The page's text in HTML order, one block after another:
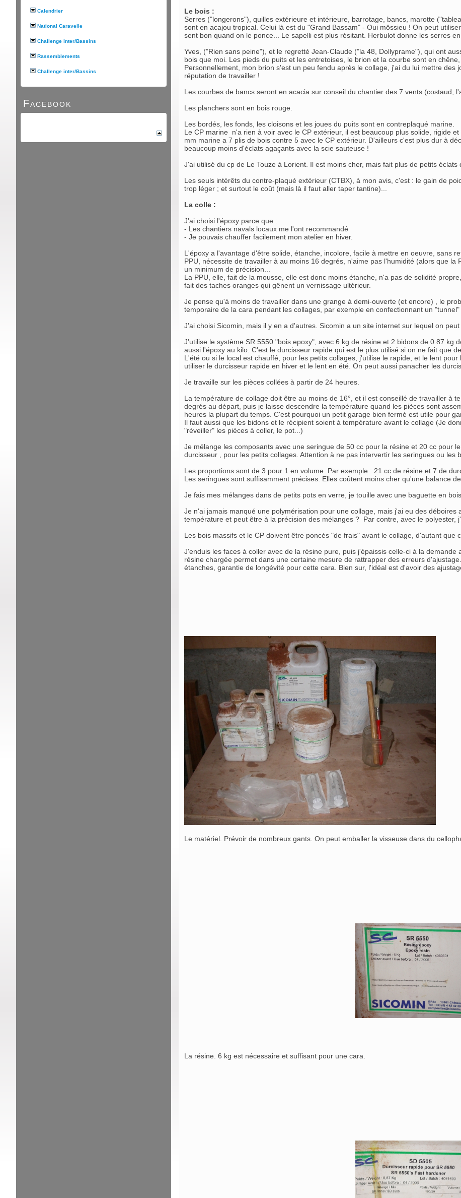
Calendrier
National Caravelle
Challenge inter/Bassins
Rassemblements
Challenge inter/Bassins
Facebook
Le bois :
Serres ("longerons"), quilles extérieure et intérieure, barrotage, bancs, marotte
sont en acajou tropical. Celui là est du "Grand Bassam" - Oui môssieu ! On peut
sent bon quand on le ponce... Le sapelli est plus résitant. Herbulot donne les serres
Yves, ("Rien sans peine"), et le regretté Jean-Claude ("la 48, Dollyprame"), qui ont
bois que moi. Les pieds du puits et les entretoises, le brion et la courbe sont en
Personnellement, mon brion s'est un peu fendu après le collage, j'ai du lui mettre des
réputation de travailler !
Les courbes de bancs seront en acacia sur conseil du chantier des 7 vents (costaud,
Les planchers sont en bois rouge.
Les bordés, les fonds, les cloisons et les joues du puits sont en contreplaqué marine.
Le CP marine n'a rien à voir avec le CP extérieur, il est beaucoup plus solide, rigide
mm marine a 7 plis de bois contre 5 avec le CP extérieur. D'ailleurs c'est plus dur à
beaucoup moins d'éclats agaçants avec la scie sauteuse !
J'ai utilisé du cp de Le Touze à Lorient. Il est moins cher, mais fait plus de petits
Les seuls intérêts du contre-plaqué extérieur (CTBX), à mon avis, c'est : le gain de
trop léger ; et surtout le coût (mais là il faut aller taper tantine)...
La colle :
J'ai choisi l'époxy parce que :
- Les chantiers navals locaux me l'ont recommandé
- Je pouvais chauffer facilement mon atelier en hiver.
L'époxy a l'avantage d'être solide, étanche, incolore, facile à mettre en oeuvre, sans
PPU, nécessite de travailler à au moins 16 degrés, n'aime pas l'humidité (alors que
un minimum de précision...
La PPU, elle, fait de la mousse, elle est donc moins étanche, n'a pas de solidité
fait des taches oranges qui gênent un vernissage ultérieur.
Je pense qu'à moins de travailler dans une grange à demi-ouverte (et encore) , le
temporaire de la cara pendant les collages, par exemple en confectionnant un
J'ai choisi Sicomin, mais il y en a d'autres. Sicomin a un site internet sur lequel on
J'utilise le système SR 5550 "bois epoxy", avec 6 kg de résine et 2 bidons de 0.87 kg
aussi l'époxy au kilo. C'est le durcisseur rapide qui est le plus utilisé si on ne fait que
L'été ou si le local est chauffé, pour les petits collages, j'utilise le rapide, et le lent
utiliser le durcisseur rapide en hiver et le lent en été. On peut aussi panacher les
Je travaille sur les pièces collées à partir de 24 heures.
La température de collage doit être au moins de 16°, et il est conseillé de travailler à
degrés au départ, puis je laisse descendre la température quand les pièces sont
heures la plupart du temps. C'est pourquoi un petit garage bien fermé est utile pour
Il faut aussi que les bidons et le récipient soient à température avant le collage (Je
"réveiller" les pièces à coller, le pot...)
Je mélange les composants avec une seringue de 50 cc pour la résine et 20 cc pour
durcisseur , pour les petits collages. Attention à ne pas intervertir les seringues ou les
Les proportions sont de 3 pour 1 en volume. Par exemple : 21 cc de résine et 7 de
Les seringues sont suffisamment précises. Elles coûtent moins cher qu'une balance
Je fais mes mélanges dans de petits pots en verre, je touille avec une baguette en
Je n'ai jamais manqué une polymérisation pour une collage, mais j'ai eu des
température et peut être à la précision des mélanges ? Par contre, avec le polyester,
Les bois massifs et le CP doivent être poncés "de frais" avant le collage, d'autant que
J'enduis les faces à coller avec de la résine pure, puis j'épaissis celle-ci à la
résine chargée permet dans une certaine mesure de rattrapper des erreurs
étanches, garantie de longévité pour cette cara. Bien sur, l'idéal est d'avoir des
Le matériel. Prévoir de nombreux gants. On peut emballer la visseuse dans du
La résine. 6 kg est nécessaire et suffisant pour une cara.